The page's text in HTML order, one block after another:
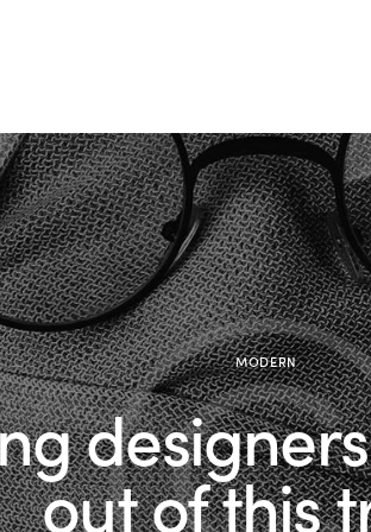
MODERN
out of this